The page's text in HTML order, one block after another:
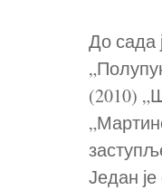
До сада
(2010)
Један